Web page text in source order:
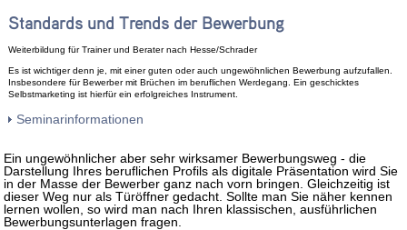
Standards und Trends der Bewerbung
Weiterbildung für Trainer und Berater nach Hesse/Schrader
Es ist wichtiger denn je, mit einer guten oder auch ungewöhnlichen Bewerbung aufzufallen.
Insbesondere für Bewerber mit Brüchen im beruflichen Werdegang. Ein geschicktes
Selbstmarketing ist hierfür ein erfolgreiches Instrument.
Seminarinformationen
Ein ungewöhnlicher aber sehr wirksamer Bewerbungsweg - die
Darstellung Ihres beruflichen Profils als digitale Präsentation wird Sie
in der Masse der Bewerber ganz nach vorn bringen. Gleichzeitig ist
dieser Weg nur als Türöffner gedacht. Sollte man Sie näher kennen
lernen wollen, so wird man nach Ihren klassischen, ausführlichen
Bewerbungsunterlagen fragen.